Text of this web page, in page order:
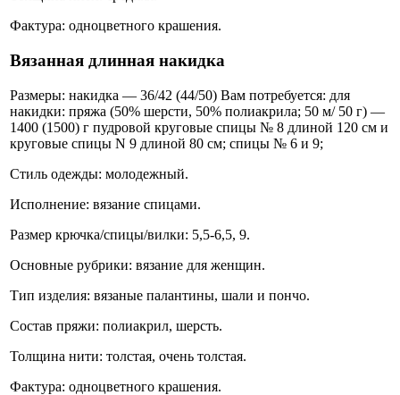
Фактура: одноцветного крашения.
Вязанная длинная накидка
Размеры: накидка — 36/42 (44/50) Вам потребуется: для
накидки: пряжа (50% шерсти, 50% полиакрила; 50 м/ 50 г) —
1400 (1500) г пудровой круговые спицы № 8 длиной 120 см и
круговые спицы N 9 длиной 80 см; спицы № 6 и 9;
Стиль одежды: молодежный.
Исполнение: вязание спицами.
Размер крючка/спицы/вилки: 5,5-6,5, 9.
Основные рубрики: вязание для женщин.
Тип изделия: вязаные палантины, шали и пончо.
Состав пряжи: полиакрил, шерсть.
Толщина нити: толстая, очень толстая.
Фактура: одноцветного крашения.